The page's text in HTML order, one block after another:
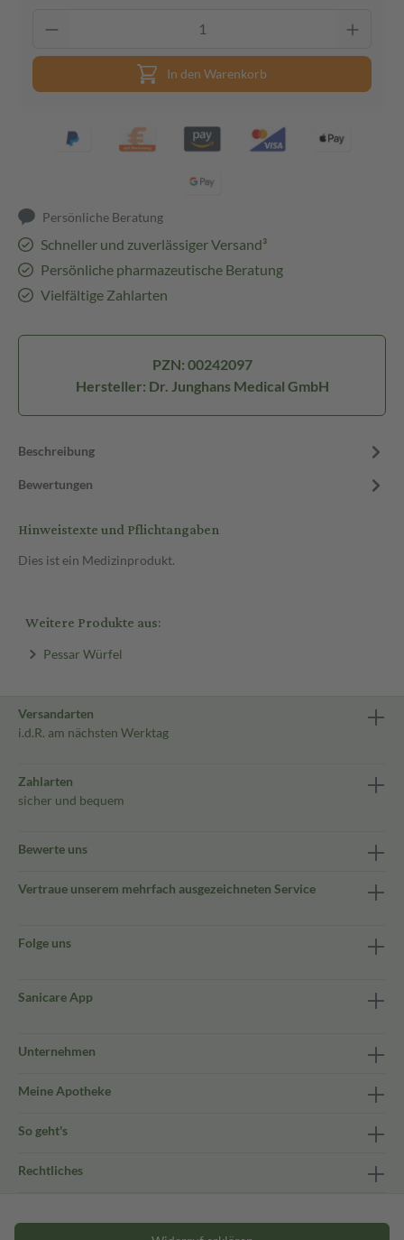
In den Warenkorb
Persönliche Beratung
Schneller und zuverlässiger Versand³
Persönliche pharmazeutische Beratung
Vielfältige Zahlarten
PZN: 00242097
Hersteller: Dr. Junghans Medical GmbH
Beschreibung
Bewertungen
Hinweistexte und Pflichtangaben
Dies ist ein Medizinprodukt.
Weitere Produkte aus:
Pessar Würfel
Versandarten
i.d.R. am nächsten Werktag
Zahlarten
sicher und bequem
Bewerte uns
Vertraue unserem mehrfach ausgezeichneten Service
Folge uns
Sanicare App
Unternehmen
Meine Apotheke
So geht's
Rechtliches